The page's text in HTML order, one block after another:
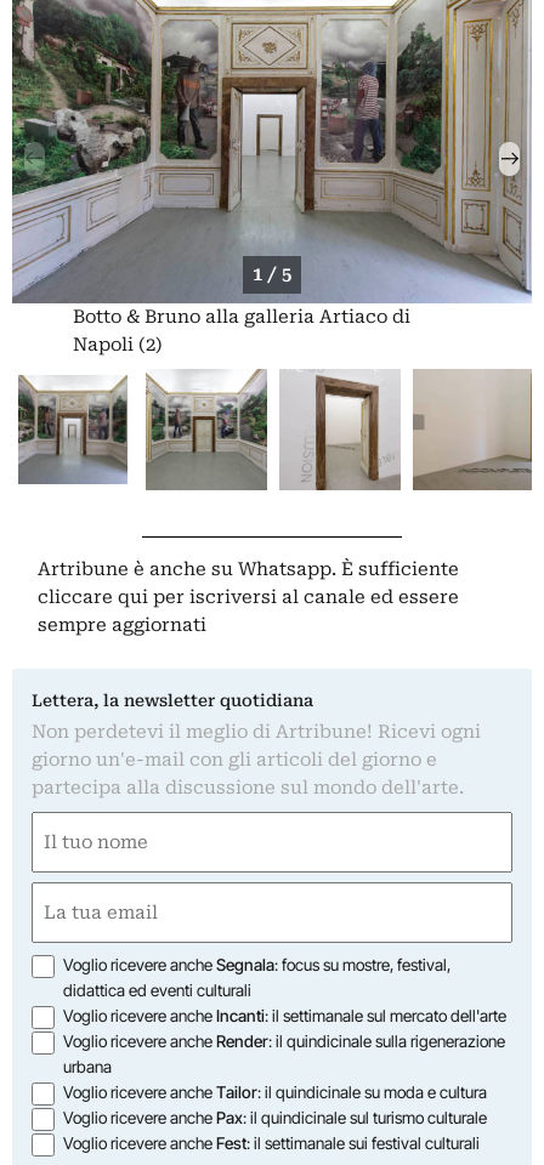
1 / 5
Botto & Bruno alla galleria Artiaco di
Napoli (2)
Artribune è anche su Whatsapp. È sufficiente
cliccare qui per iscriversi al canale ed essere
sempre aggiornati
Lettera, la newsletter quotidiana
Non perdetevi il meglio di Artribune! Ricevi ogni
giorno un'e-mail con gli articoli del giorno e
partecipa alla discussione sul mondo dell'arte.
(Required)
First
(Required)
Opzioni
Voglio ricevere ancheSegnala: focus su mostre, festival,
didattica ed eventi culturali
Voglio ricevere ancheIncanti: il settimanale sul mercato dell'arte
Voglio ricevere ancheRender: il quindicinale sulla rigenerazione
urbana
Voglio ricevere ancheTailor: il quindicinale su moda e cultura
Voglio ricevere anchePax: il quindicinale sul turismo culturale
Voglio ricevere ancheFest: il settimanale sui festival culturali